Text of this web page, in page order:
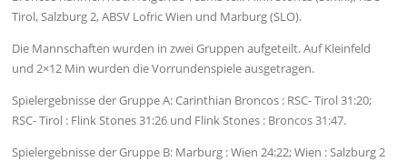
Tirol, Salzburg 2, ABSV Lofric Wien und Marburg (SLO).
Die Mannschaften wurden in zwei Gruppen aufgeteilt. Auf Kleinfeld
und 2×12 Min wurden die Vorrundenspiele ausgetragen.
Spielergebnisse der Gruppe A: Carinthian Broncos : RSC- Tirol 31:20;
RSC- Tirol : Flink Stones 31:26 und Flink Stones : Broncos 31:47.
Spielergebnisse der Gruppe B: Marburg : Wien 24:22; Wien : Salzburg 2